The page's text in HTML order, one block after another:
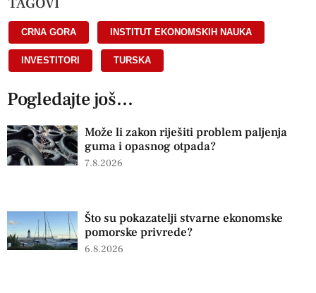
CRNA GORA INSTITUT EKONOMSKIH NAUKA
INVESTITORI TURSKA
Pogledajte još...
Može li zakon riješiti problem paljenja
guma i opasnog otpada?
7.8.2026
Što su pokazatelji stvarne ekonomske
pomorske privrede?
6.8.2026